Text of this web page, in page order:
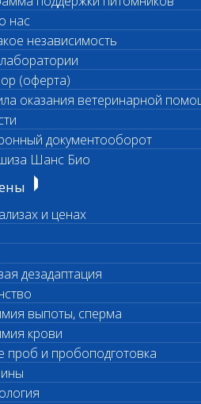
нас
независимость
(оферта)
оказания ветеринарной
документооборот
Шанс Био
и ценах
дезадаптация
выпоты, сперма
крови
проб и пробоподготовка
анализов
анализов
повышенная точность
анализов «Шанс Био»?
12 правил